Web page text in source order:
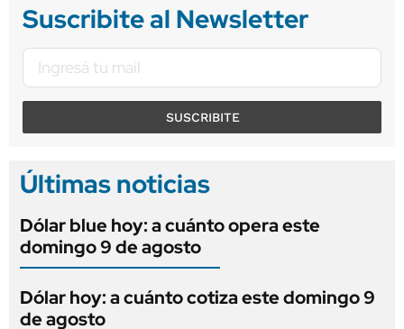
Suscribite al Newsletter
SUSCRIBITE
Últimas noticias
Dólar blue hoy: a cuánto opera este
domingo 9 de agosto
Dólar hoy: a cuánto cotiza este domingo 9
de agosto